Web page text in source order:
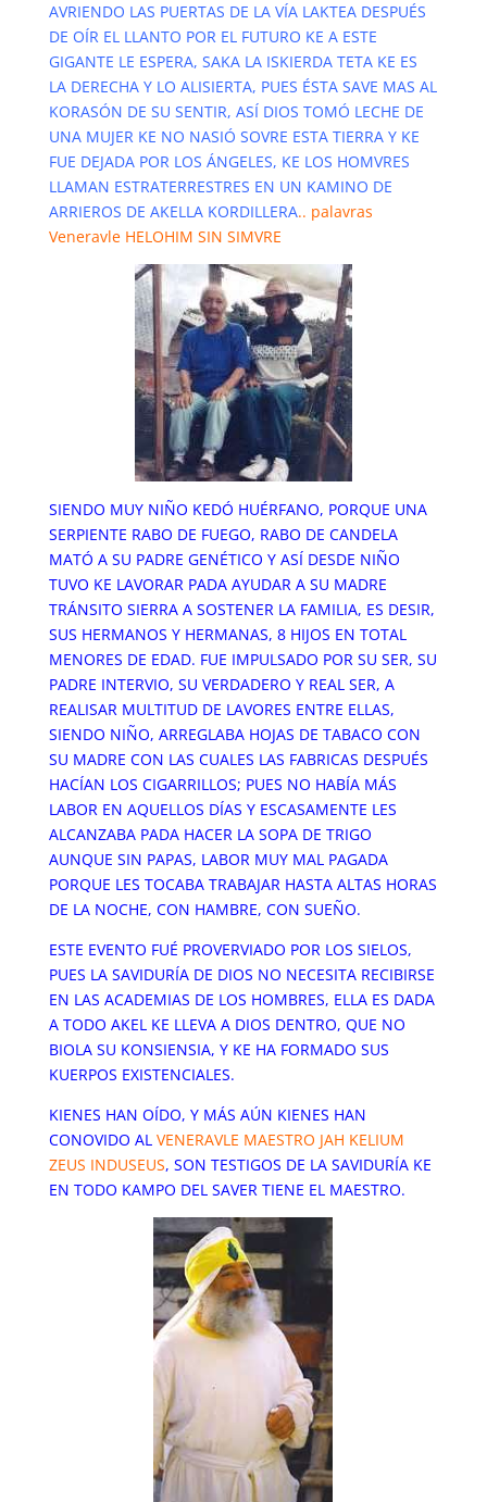
AVRIENDO LAS PUERTAS DE LA VÍA LAKTEA DESPUÉS
DE OÍR EL LLANTO POR EL FUTURO KE A ESTE
GIGANTE LE ESPERA, SAKA LA ISKIERDA TETA KE ES
LA DERECHA Y LO ALISIERTA, PUES ÉSTA SAVE MAS AL
KORASÓN DE SU SENTIR, ASÍ DIOS TOMÓ LECHE DE
UNA MUJER KE NO NASIÓ SOVRE ESTA TIERRA Y KE
FUE DEJADA POR LOS ÁNGELES, KE LOS HOMVRES
LLAMAN ESTRATERRESTRES EN UN KAMINO DE
ARRIEROS DE AKELLA KORDILLERA.. palavras
Veneravle HELOHIM SIN SIMVRE
SIENDO MUY NIÑO KEDÓ HUÉRFANO, PORQUE UNA
SERPIENTE RABO DE FUEGO, RABO DE CANDELA
MATÓ A SU PADRE GENÉTICO Y ASÍ DESDE NIÑO
TUVO KE LAVORAR PADA AYUDAR A SU MADRE
TRÁNSITO SIERRA A SOSTENER LA FAMILIA, ES DESIR,
SUS HERMANOS Y HERMANAS, 8 HIJOS EN TOTAL
MENORES DE EDAD. FUE IMPULSADO POR SU SER, SU
PADRE INTERVIO, SU VERDADERO Y REAL SER, A
REALISAR MULTITUD DE LAVORES ENTRE ELLAS,
SIENDO NIÑO, ARREGLABA HOJAS DE TABACO CON
SU MADRE CON LAS CUALES LAS FABRICAS DESPUÉS
HACÍAN LOS CIGARRILLOS; PUES NO HABÍA MÁS
LABOR EN AQUELLOS DÍAS Y ESCASAMENTE LES
ALCANZABA PADA HACER LA SOPA DE TRIGO
AUNQUE SIN PAPAS, LABOR MUY MAL PAGADA
PORQUE LES TOCABA TRABAJAR HASTA ALTAS HORAS
DE LA NOCHE, CON HAMBRE, CON SUEÑO.
ESTE EVENTO FUÉ PROVERVIADO POR LOS SIELOS,
PUES LA SAVIDURÍA DE DIOS NO NECESITA RECIBIRSE
EN LAS ACADEMIAS DE LOS HOMBRES, ELLA ES DADA
A TODO AKEL KE LLEVA A DIOS DENTRO, QUE NO
BIOLA SU KONSIENSIA, Y KE HA FORMADO SUS
KUERPOS EXISTENCIALES.
KIENES HAN OÍDO, Y MÁS AÚN KIENES HAN
CONOVIDO AL VENERAVLE MAESTRO JAH KELIUM
ZEUS INDUSEUS, SON TESTIGOS DE LA SAVIDURÍA KE
EN TODO KAMPO DEL SAVER TIENE EL MAESTRO.